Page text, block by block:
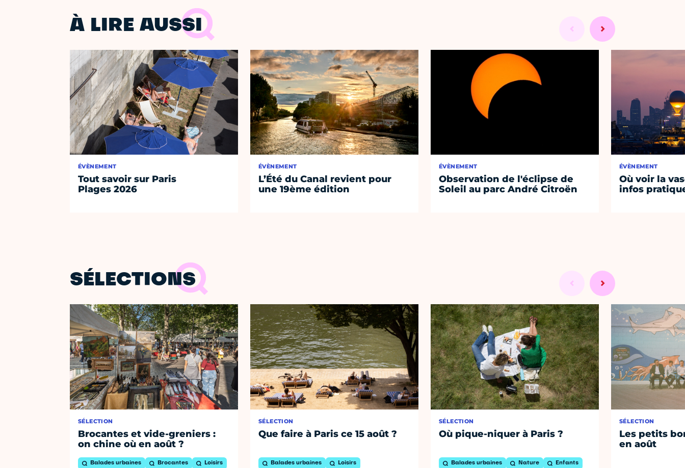
À LIRE AUSSI
ÉVÈNEMENT
Tout savoir sur Paris
Plages 2026
ÉVÈNEMENT
L’Été du Canal revient pour
une 19ème édition
ÉVÈNEMENT
Observation de l'éclipse de
Soleil au parc André Citroën
ÉVÈNEMENT
Où voir la
infos
SÉLECTIONS
SÉLECTION
Brocantes et vide-greniers :
on chine où en août ?
Balades urbaines Brocantes Loisirs
SÉLECTION
Que faire à Paris ce 15 août ?
Balades urbaines Loisirs
SÉLECTION
Où pique-niquer à Paris ?
Balades urbaines Nature Enfants
SÉLECTION
Les petits
en août